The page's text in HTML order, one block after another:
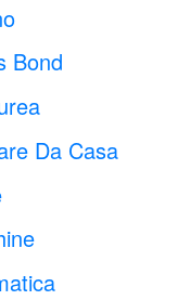
Bond
Da Casa